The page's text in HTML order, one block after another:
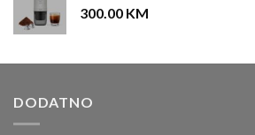
300.00 KM
DODATNO